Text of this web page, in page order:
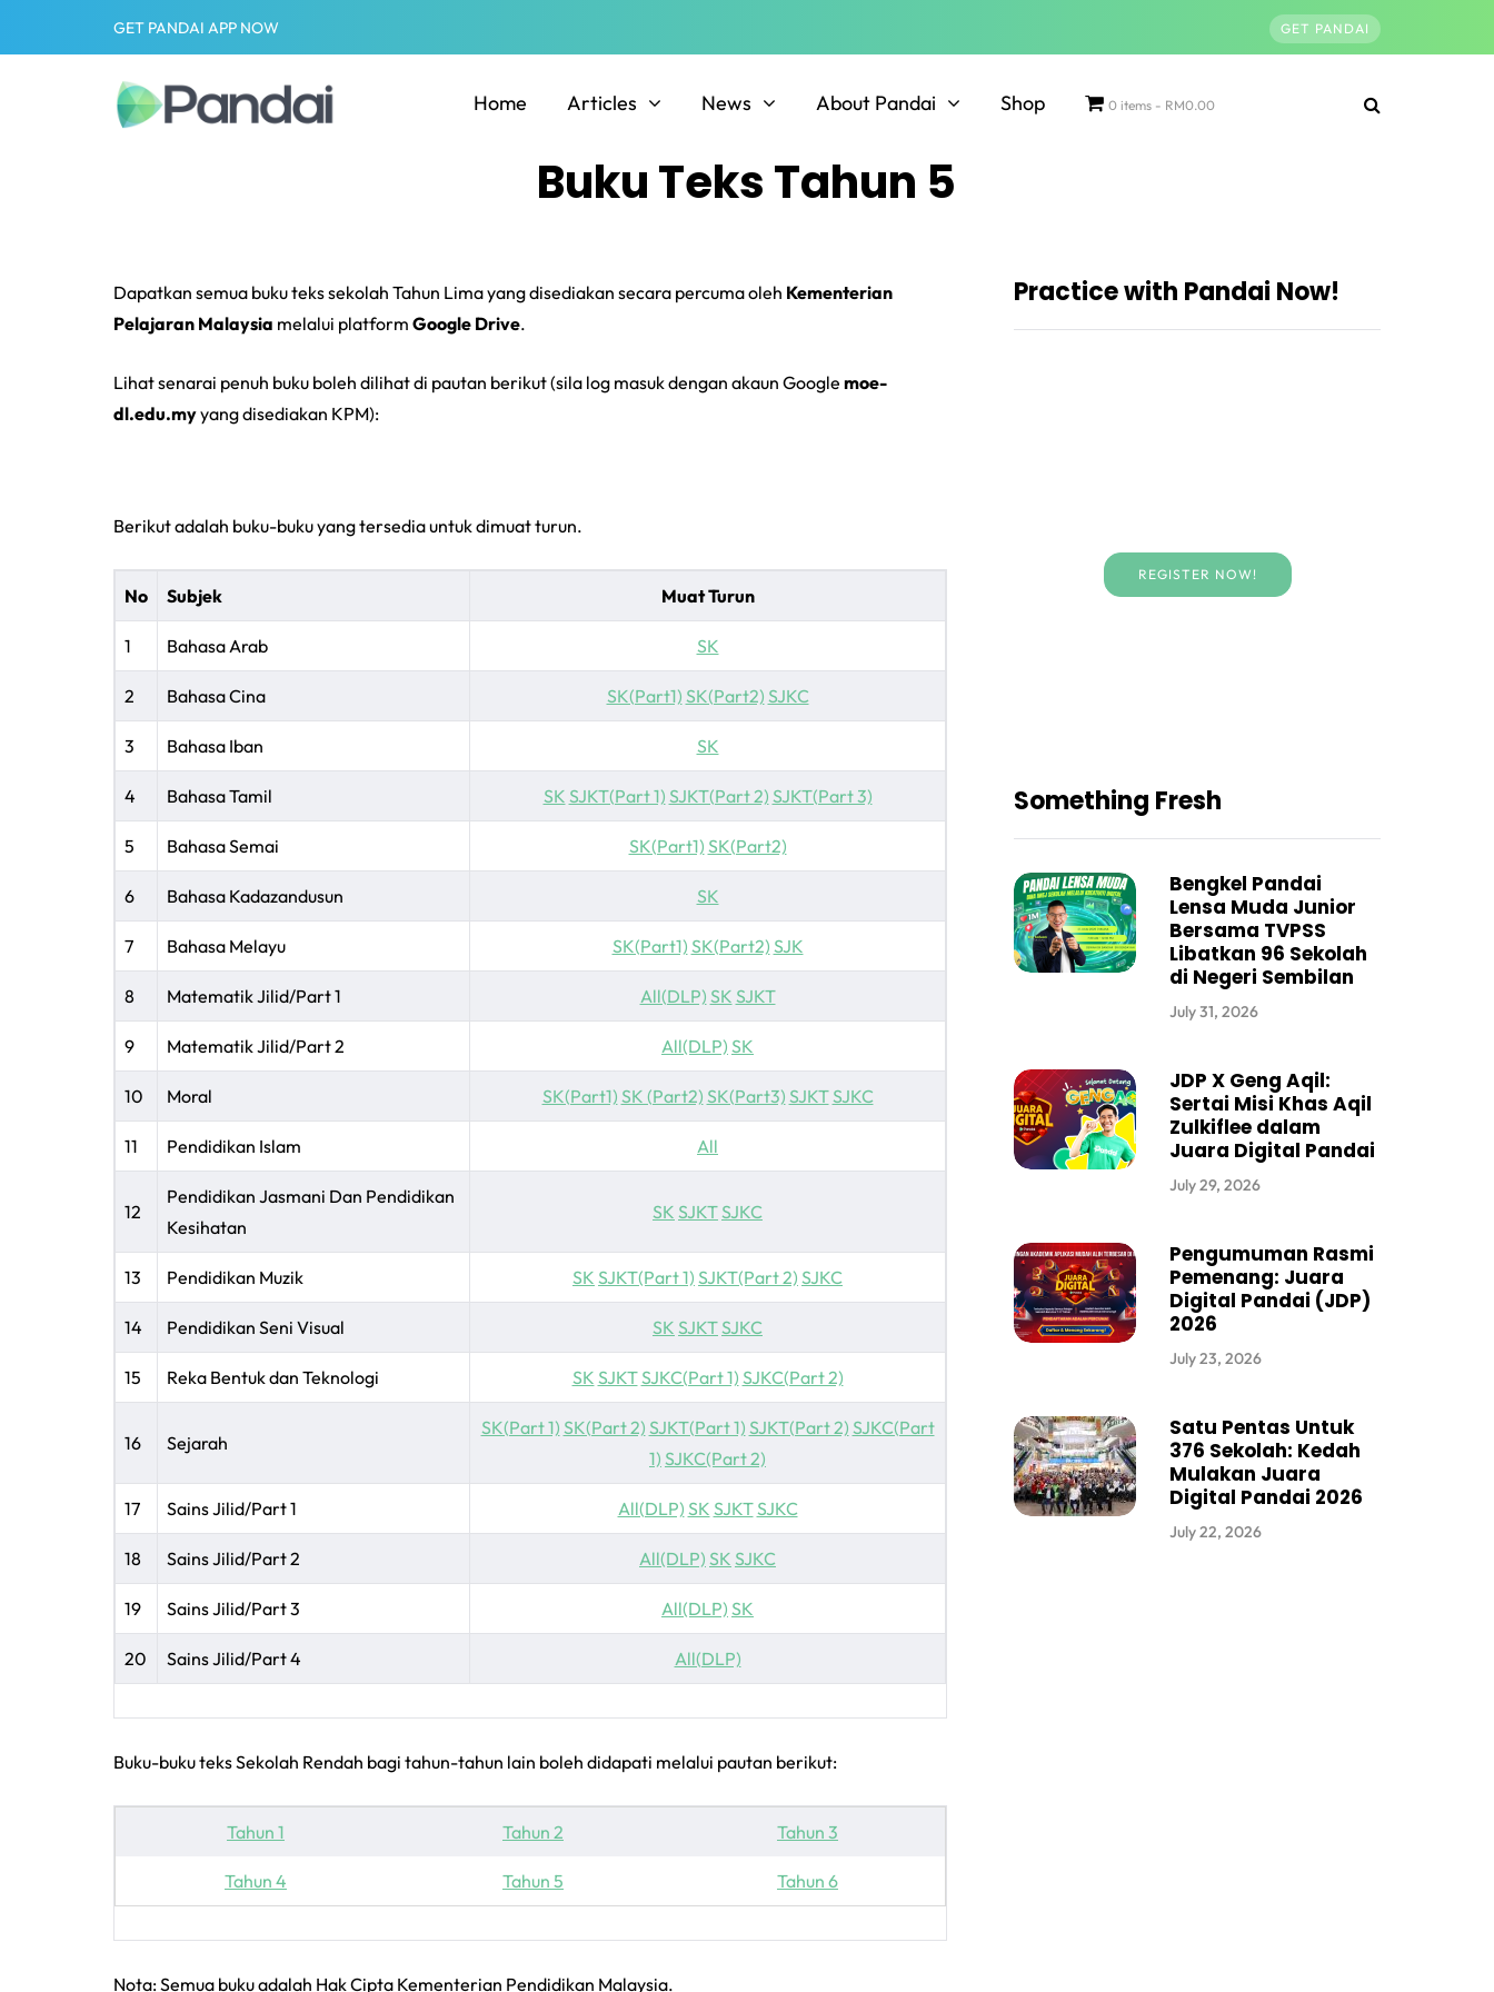
GET PANDAI APP NOW GET PANDAI
Home Articles News About Pandai Shop 0 items RM0.00
Buku Teks Tahun 5
Dapatkan semua buku teks sekolah Tahun Lima yang disediakan secara percuma oleh Kementerian
Pelajaran Malaysia melalui platform Google Drive.
Lihat senarai penuh buku boleh dilihat di pautan berikut (sila log masuk dengan akaun Google moe-
dl.edu.myyang disediakan KPM):
Berikut adalah buku-buku yang tersedia untuk dimuat turun.
No Subjek Muat Turun
1 Bahasa Arab SK
2 Bahasa Cina SK(Part1) SK(Part2) SJKC
3 Bahasa Iban SK
4 Bahasa Tamil SK SJKT(Part 1) SJKT(Part 2) SJKT(Part 3)
5 Bahasa Semai SK(Part1) SK(Part2)
6 Bahasa Kadazandusun SK
7 Bahasa Melayu SK(Part1) SK(Part2) SJK
8 Matematik Jilid/Part 1 All(DLP) SK SJKT
9 Matematik Jilid/Part 2 All(DLP) SK
10 Moral SK(Part1) SK (Part2) SK(Part3) SJKTSJKC
11 Pendidikan Islam All
12
Pendidikan Jasmani Dan Pendidikan
Kesihatan
SK SJKTSJKC
13 Pendidikan Muzik SK SJKT(Part 1) SJKT(Part 2) SJKC
14 Pendidikan Seni Visual SK SJKTSJKC
15 Reka Bentuk dan Teknologi SK SJKTSJKC(Part 1) SJKC(Part 2)
16 Sejarah
SK(Part 1) SK(Part 2) SJKT(Part 1) SJKT(Part 2) SJKC(Part
1) SJKC(Part 2)
17 Sains Jilid/Part 1 All(DLP) SK SJKTSJKC
18 Sains Jilid/Part 2 All(DLP) SK SJKC
19 Sains Jilid/Part 3 All(DLP) SK
20 Sains Jilid/Part 4 All(DLP)
Buku-buku teks Sekolah Rendah bagi tahun-tahun lain boleh didapati melalui pautan berikut:
Tahun 1 Tahun 2 Tahun 3
Tahun 4 Tahun 5 Tahun 6
Nota: Semua buku adalah Hak Cipta Kementerian Pendidikan Malaysia.
Practice with Pandai Now!
REGISTER NOW!
Something Fresh
Bengkel Pandai
Lensa Muda Junior
Bersama TVPSS
Libatkan 96 Sekolah
di Negeri Sembilan
July 31, 2026
JDP X Geng Aqil:
Sertai Misi Khas Aqil
Zulkiflee dalam
Juara Digital Pandai
July 29, 2026
Pengumuman Rasmi
Pemenang: Juara
Digital Pandai (JDP)
2026
July 23, 2026
Satu Pentas Untuk
376 Sekolah: Kedah
Mulakan Juara
Digital Pandai 2026
July 22, 2026